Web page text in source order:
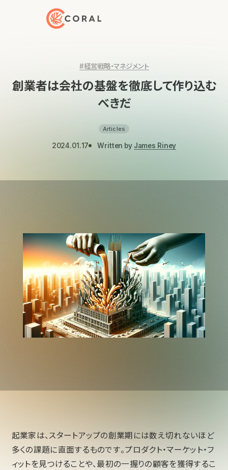
トップページへ戻る
#経営戦略・マネジメント
創業者は会社の基盤を徹底して作り込む
べきだ
Articles
2024.01.17 Written by James Riney
起業家は、スタートアップの創業期には数え切れないほど
多くの課題に直面するものです。プロダクト・マーケット・フ
ィットを見つけることや、最初の一握りの顧客を獲得するこ